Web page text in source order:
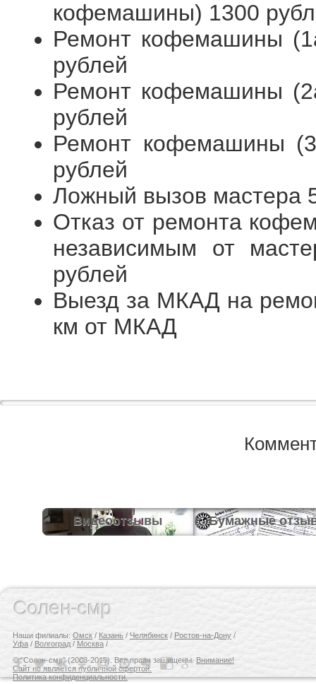
кофемашины) 1300
Ремонт кофемашины
рублей
Ремонт кофемашины
рублей
Ремонт кофемашины
рублей
Ложный вызов мастера
Отказ от ремонта
независимым от
рублей
Выезд за МКАД на
км от МКАД
Видеоотзывы Бумажные
Солен-смр
Наши филиалы: Омск / Казань / Челябинск / Ростов-на-Дону /
Уфа / Волгоград / Москва /
© "Солен-смр" (2003-2015). Все права защищены. Внимание!
Сайт не является публичной офертой.
Политика конфиденциальности.